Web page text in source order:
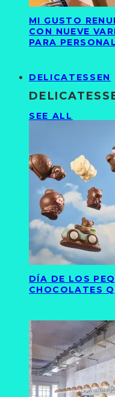
MI GUSTO
CON NUEVE
PARA
DELICATESSEN
SEE ALL
DÍA DE LOS
CHOCOLATES